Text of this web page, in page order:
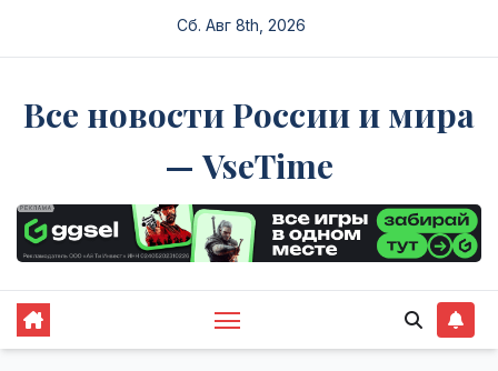
Сб. Авг 8th, 2026
Все новости России и мира
— VseTime